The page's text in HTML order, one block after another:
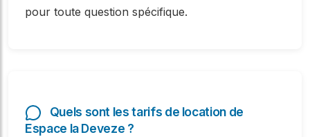
pour toute question spécifique.
Quels sont les tarifs de location de
Espace la Deveze ?